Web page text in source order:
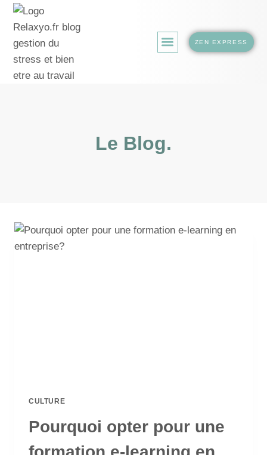
ZEN EXPRESS
Le Blog.
CULTURE
Pourquoi opter pour une